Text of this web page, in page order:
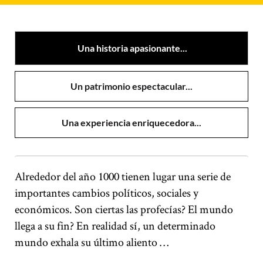
Una historia apasionante...
Un patrimonio espectacular...
Una experiencia enriquecedora...
Alrededor del año 1000 tienen lugar una serie de
importantes cambios políticos, sociales y
económicos. Son ciertas las profecías? El mundo
llega a su fin? En realidad sí, un determinado
mundo exhala su último aliento …